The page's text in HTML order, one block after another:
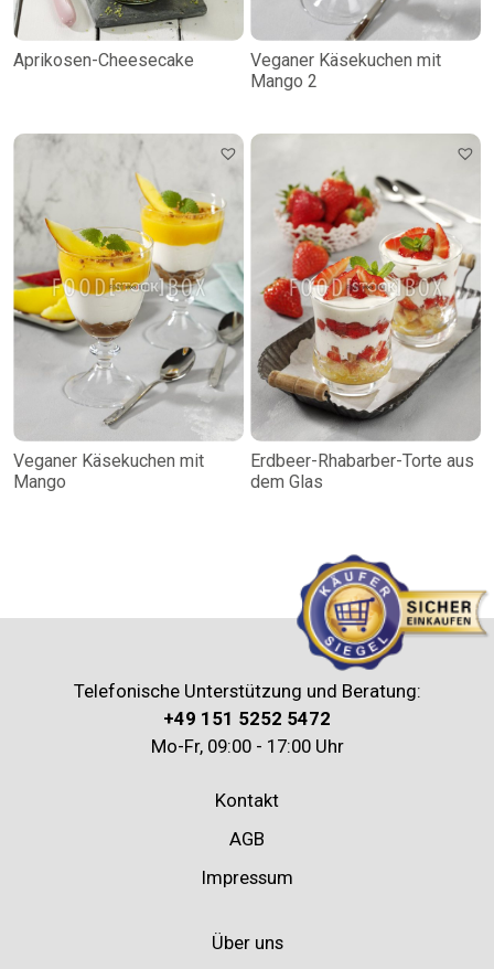
Aprikosen-Cheesecake
Veganer Käsekuchen mit
Mango 2
Veganer Käsekuchen mit
Mango
Erdbeer-Rhabarber-Torte aus
dem Glas
Telefonische Unterstützung und Beratung:
+49 151 5252 5472
Mo-Fr, 09:00 - 17:00 Uhr
Kontakt
AGB
Impressum
Über uns